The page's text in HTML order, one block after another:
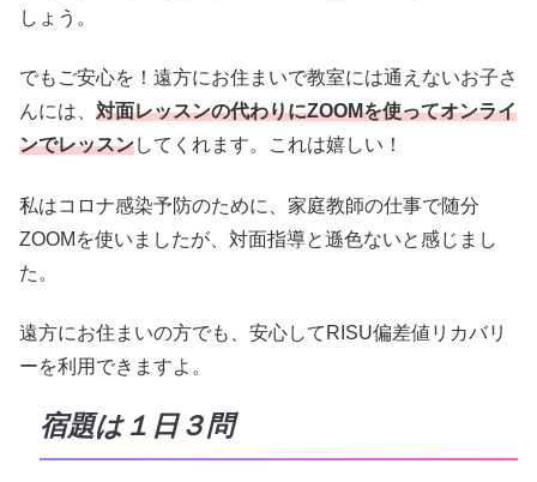
しょう。
でもご安心を！遠方にお住まいで教室には通えないお子さ
んには、 対面レッスンの代わりにZOOMを使ってオンライ
ンでレッスンしてくれます。これは嬉しい！
私はコロナ感染予防のために、家庭教師の仕事で随分
ZOOMを使いましたが、対面指導と遜色ないと感じまし
た。
遠方にお住まいの方でも、安心してRISU偏差値リカバリ
ーを利用できますよ。
宿題は１日３問